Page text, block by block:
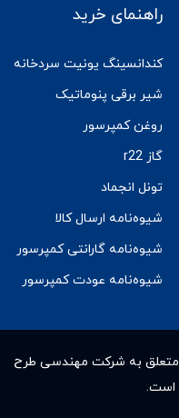
راهنمای خرید
کندانسینگ یونیت سردخانه
شیر برقی پنوماتیک
روغن کمپرسور
گاز r22
تونل انجماد
شیوه‌نامه ارسال کالا
شیوه‌نامه گارانتی کمپرسور
شیوه‌نامه عودت کمپرسور
متعلق به شرکت مهندسی طرح
است.